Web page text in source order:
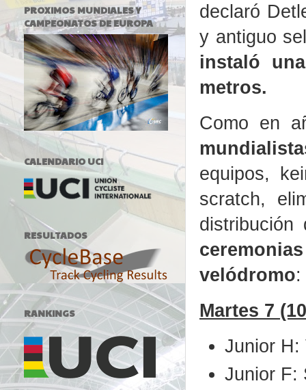
declaró
y antiguo
instaló
metros.
Como en
equipos,
scratch,
velódromo:
Martes 7
Junior H:
Junior F:
PROXIMOS MUNDIALES Y
CAMPEONATOS DE EUROPA
CALENDARIO UCI
RESULTADOS
RANKINGS